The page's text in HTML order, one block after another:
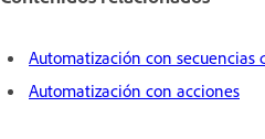
Automatización con secuencias
Automatización con acciones